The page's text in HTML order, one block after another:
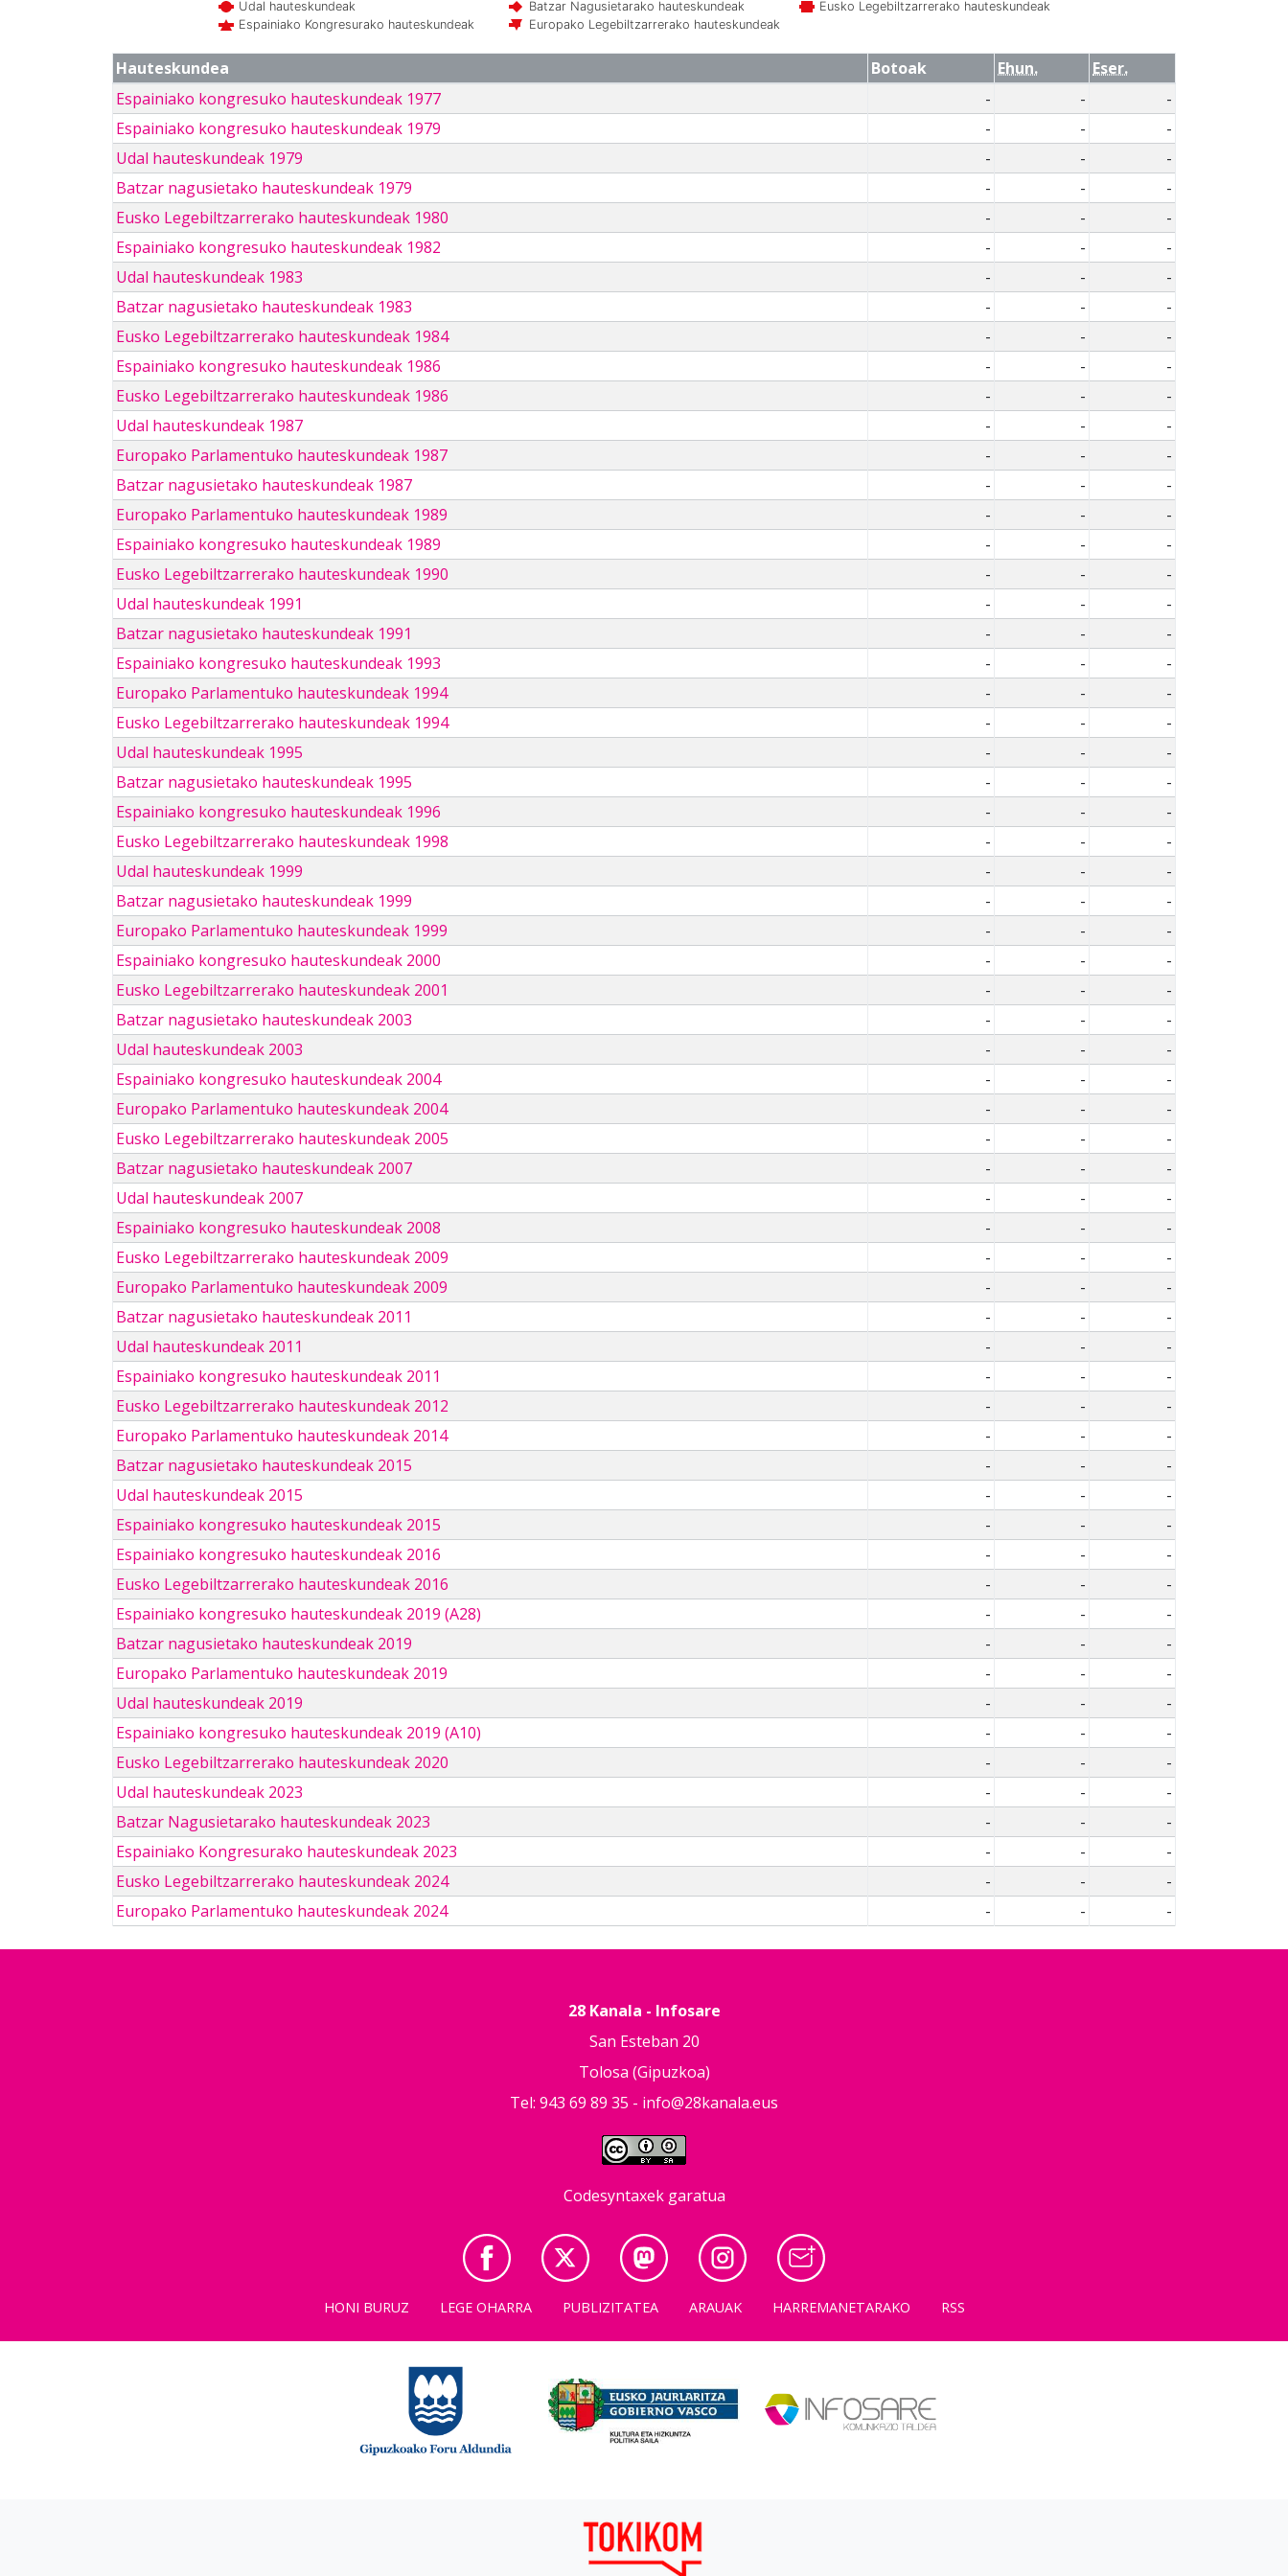
Udal hauteskundeak Batzar Nagusietarako hauteskundeak
Eusko Legebiltzarrerako hauteskundeak
Espainiako Kongresurako hauteskundeak
Europako Legebiltzarrerako hauteskundeak
Hauteskundea Botoak Ehun.
Eser.
Espainiako kongresuko hauteskundeak 1977
- -
-
Espainiako kongresuko hauteskundeak 1979
- -
-
Udal hauteskundeak 1979
- -
-
Batzar nagusietako hauteskundeak 1979
- -
-
Eusko Legebiltzarrerako hauteskundeak 1980
- -
-
Espainiako kongresuko hauteskundeak 1982
- -
-
Udal hauteskundeak 1983
- -
-
Batzar nagusietako hauteskundeak 1983
- -
-
Eusko Legebiltzarrerako hauteskundeak 1984
- -
-
Espainiako kongresuko hauteskundeak 1986
- -
-
Eusko Legebiltzarrerako hauteskundeak 1986
- -
-
Udal hauteskundeak 1987
- -
-
Europako Parlamentuko hauteskundeak 1987
- -
-
Batzar nagusietako hauteskundeak 1987
- -
-
Europako Parlamentuko hauteskundeak 1989
- -
-
Espainiako kongresuko hauteskundeak 1989
- -
-
Eusko Legebiltzarrerako hauteskundeak 1990
- -
-
Udal hauteskundeak 1991
- -
-
Batzar nagusietako hauteskundeak 1991
- -
-
Espainiako kongresuko hauteskundeak 1993
- -
-
Europako Parlamentuko hauteskundeak 1994
- -
-
Eusko Legebiltzarrerako hauteskundeak 1994
- -
-
Udal hauteskundeak 1995
- -
-
Batzar nagusietako hauteskundeak 1995
- -
-
Espainiako kongresuko hauteskundeak 1996
- -
-
Eusko Legebiltzarrerako hauteskundeak 1998
- -
-
Udal hauteskundeak 1999
- -
-
Batzar nagusietako hauteskundeak 1999
- -
-
Europako Parlamentuko hauteskundeak 1999
- -
-
Espainiako kongresuko hauteskundeak 2000
- -
-
Eusko Legebiltzarrerako hauteskundeak 2001
- -
-
Batzar nagusietako hauteskundeak 2003
- -
-
Udal hauteskundeak 2003
- -
-
Espainiako kongresuko hauteskundeak 2004
- -
-
Europako Parlamentuko hauteskundeak 2004
- -
-
Eusko Legebiltzarrerako hauteskundeak 2005
- -
-
Batzar nagusietako hauteskundeak 2007
- -
-
Udal hauteskundeak 2007
- -
-
Espainiako kongresuko hauteskundeak 2008
- -
-
Eusko Legebiltzarrerako hauteskundeak 2009
- -
-
Europako Parlamentuko hauteskundeak 2009
- -
-
Batzar nagusietako hauteskundeak 2011
- -
-
Udal hauteskundeak 2011
- -
-
Espainiako kongresuko hauteskundeak 2011
- -
-
Eusko Legebiltzarrerako hauteskundeak 2012
- -
-
Europako Parlamentuko hauteskundeak 2014
- -
-
Batzar nagusietako hauteskundeak 2015
- -
-
Udal hauteskundeak 2015
- -
-
Espainiako kongresuko hauteskundeak 2015
- -
-
Espainiako kongresuko hauteskundeak 2016
- -
-
Eusko Legebiltzarrerako hauteskundeak 2016
- -
-
Espainiako kongresuko hauteskundeak 2019 (A28)
- -
-
Batzar nagusietako hauteskundeak 2019
- -
-
Europako Parlamentuko hauteskundeak 2019
- -
-
Udal hauteskundeak 2019
- -
-
Espainiako kongresuko hauteskundeak 2019 (A10)
- -
-
Eusko Legebiltzarrerako hauteskundeak 2020
- -
-
Udal hauteskundeak 2023
- -
-
Batzar Nagusietarako hauteskundeak 2023
- -
-
Espainiako Kongresurako hauteskundeak 2023
- -
-
Eusko Legebiltzarrerako hauteskundeak 2024
- -
-
Europako Parlamentuko hauteskundeak 2024
- - -
28 Kanala - Infosare
San Esteban 20
Tolosa (Gipuzkoa)
Tel: 943 69 89 35 - info@28kanala.eus
Codesyntaxek garatua
HONI BURUZ LEGE OHARRA PUBLIZITATEA ARAUAK HARREMANETARAKO RSS